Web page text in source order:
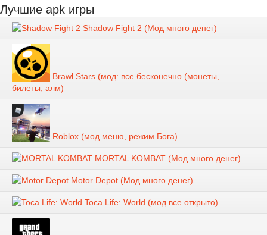
Лучшие apk игры
Shadow Fight 2 (Мод много денег)
Brawl Stars (мод: все бесконечно (монеты,
билеты, алм)
Roblox (мод меню, режим Бога)
MORTAL KOMBAT (Мод много денег)
Motor Depot (Мод много денег)
Toca Life: World (мод все открыто)